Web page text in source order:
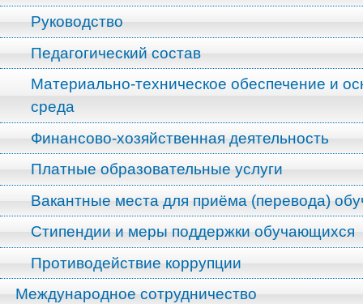
Руководство
Педагогический состав
Материально-техническое обеспечение и
среда
Финансово-хозяйственная деятельность
Платные образовательные услуги
Вакантные места для приёма (перевода)
Стипендии и меры поддержки обучающихся
Противодействие коррупции
Международное сотрудничество